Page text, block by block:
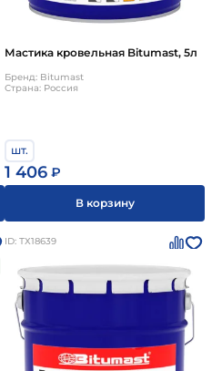
Мастика кровельная Bitumast, 5л
Бренд: Bitumast
Страна: Россия
шт.
1 406 ₽
В корзину
ID: ТХ18639